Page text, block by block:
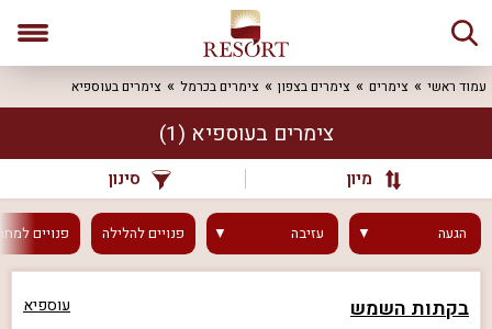
עמוד ראשי צימרים צימרים בצפון צימרים בכרמל צימרים בעוספיא
צימרים בעוספיא (1)
מיון סינון
הגעה עזיבה פנוייםלהלילה פנויים
בקתות השמש עוספיא